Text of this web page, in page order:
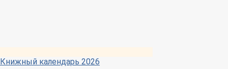
Книжный календарь 2026